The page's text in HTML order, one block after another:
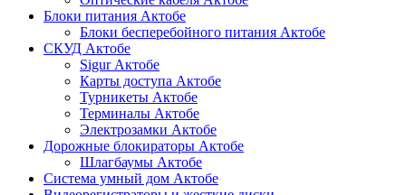
Блоки питания Актобе
Блоки бесперебойного питания Актобе
СКУД Актобе
Sigur Актобе
Карты доступа Актобе
Турникеты Актобе
Терминалы Актобе
Электрозамки Актобе
Дорожные блокираторы Актобе
Шлагбаумы Актобе
Система умный дом Актобе